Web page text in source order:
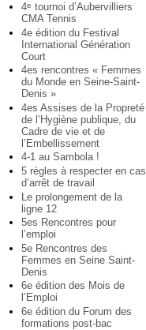
4e tournoi d’Aubervilliers
CMA Tennis
4e édition du Festival
International Génération
Court
4es rencontres « Femmes
du Monde en Seine-Saint-
Denis »
4es Assises de la Propreté
de l’Hygiène publique, du
Cadre de vie et de
l’Embellissement
4-1 au Sambola !
5 règles à respecter en cas
d’arrêt de travail
Le prolongement de la
ligne 12
5es Rencontres pour
l’emploi
5e Rencontres des
Femmes en Seine Saint-
Denis
6e édition des Mois de
l’Emploi
6e édition du Forum des
formations post-bac